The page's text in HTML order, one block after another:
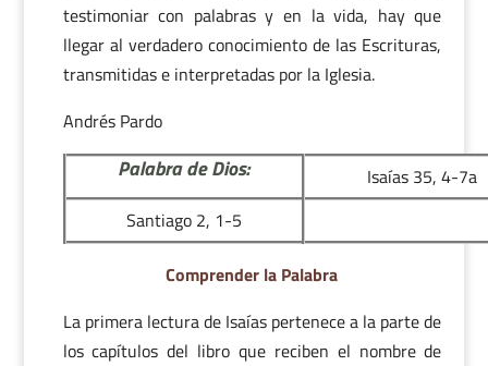
testimoniar con palabras y en la vida, hay que
llegar al verdadero conocimiento de las Escrituras,
transmitidas e interpretadas por la Iglesia.
Andrés Pardo
Palabra de Dios:
Isaías 35, 4-7a
Santiago 2, 1-5
Comprender la Palabra
La primera lectura de Isaías pertenece a la parte de
los capítulos del libro que reciben el nombre de